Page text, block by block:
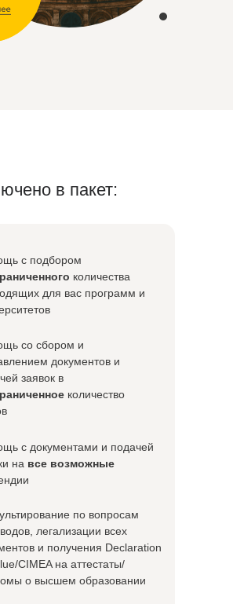
в пакет:
по вопросам
легализации всех
и получения Declaration
CIMEA на аттестаты/
о высшем образовании
с документами и подачей
на все возможные
со сбором и
документов и
заявок в
количество
с подбором
количества
для вас программ и